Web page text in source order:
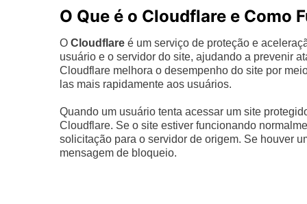
O Que é o Cloudflare e Como
O Cloudflare é um serviço de proteção e
usuário e o servidor do site, ajudando a prevenir
Cloudflare melhora o desempenho do site por
las mais rapidamente aos usuários.
Quando um usuário tenta acessar um site
Cloudflare. Se o site estiver funcionando
solicitação para o servidor de origem. Se houver
mensagem de bloqueio.